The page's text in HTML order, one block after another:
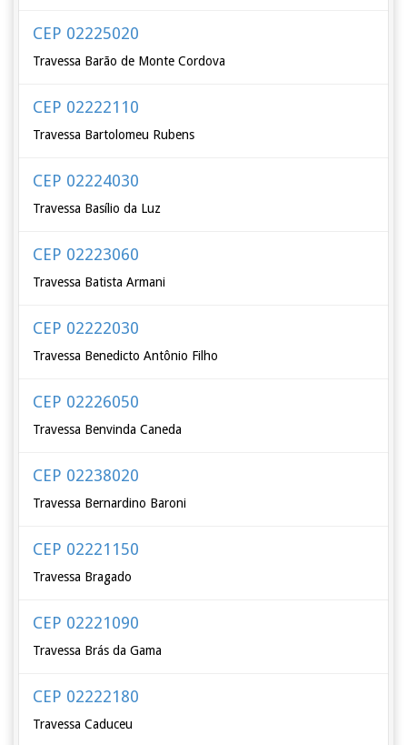
CEP 02225020
Travessa Barão de Monte Cordova
CEP 02222110
Travessa Bartolomeu Rubens
CEP 02224030
Travessa Basílio da Luz
CEP 02223060
Travessa Batista Armani
CEP 02222030
Travessa Benedicto Antônio Filho
CEP 02226050
Travessa Benvinda Caneda
CEP 02238020
Travessa Bernardino Baroni
CEP 02221150
Travessa Bragado
CEP 02221090
Travessa Brás da Gama
CEP 02222180
Travessa Caduceu